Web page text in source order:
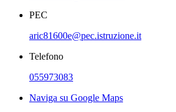
PEC
aric81600e@pec.istruzione.it
Telefono
055973083
Naviga su Google Maps